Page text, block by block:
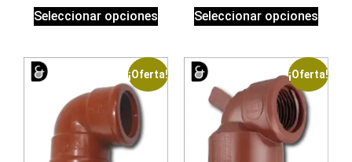
Seleccionar opciones Seleccionar opciones
¡Oferta! ¡Oferta!